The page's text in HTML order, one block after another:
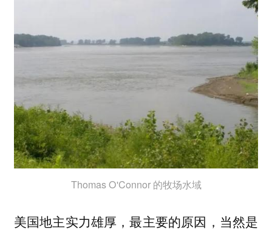
Thomas O'Connor 的牧场水域
美国地主实力雄厚，最主要的原因，当然是